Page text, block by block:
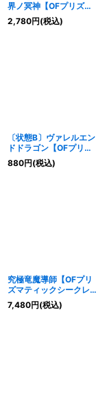
界ノ冥神【OFプリズマ
ティックシークレット】
{LOSP-JP018}《リン
2,780円(税込)
〔状態B〕ヴァレルエン
ドドラゴン【OFプリズ
マティックシークレッ
ト】{LOSP-JP016}《リ
880円(税込)
究極竜魔導師【OFプリ
ズマティックシークレッ
ト】{LOSP-JP011}《融
合》
7,480円(税込)